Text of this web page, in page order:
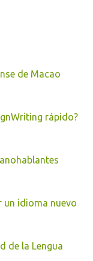
de Macao
rápido?
un idioma nuevo
de la Lengua